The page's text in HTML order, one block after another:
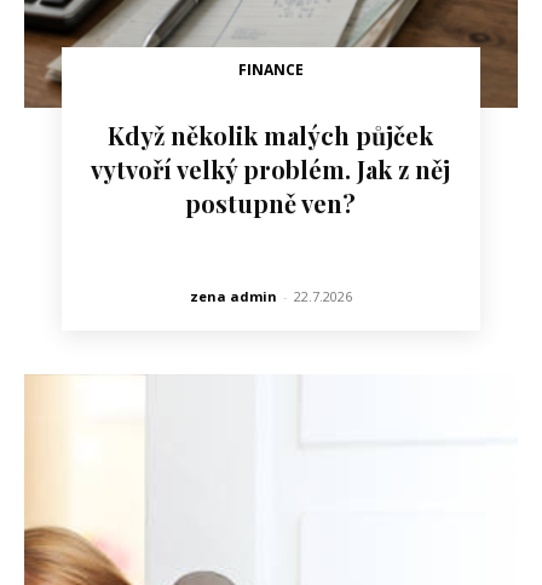
FINANCE
Když několik malých půjček
vytvoří velký problém. Jak z něj
postupně ven?
zena admin - 22.7.2026